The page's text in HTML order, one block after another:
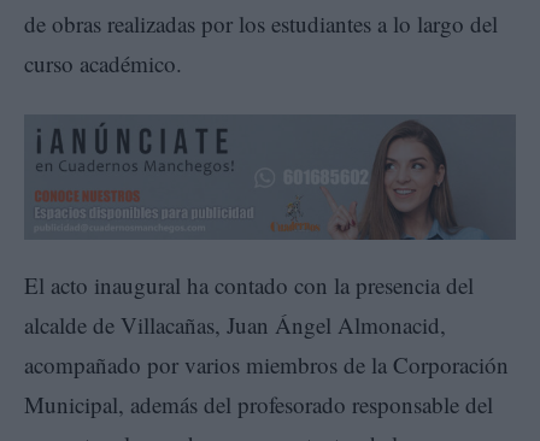
de obras realizadas por los estudiantes a lo largo del
curso académico.
El acto inaugural ha contado con la presencia del
alcalde de Villacañas, Juan Ángel Almonacid,
acompañado por varios miembros de la Corporación
Municipal, además del profesorado responsable del